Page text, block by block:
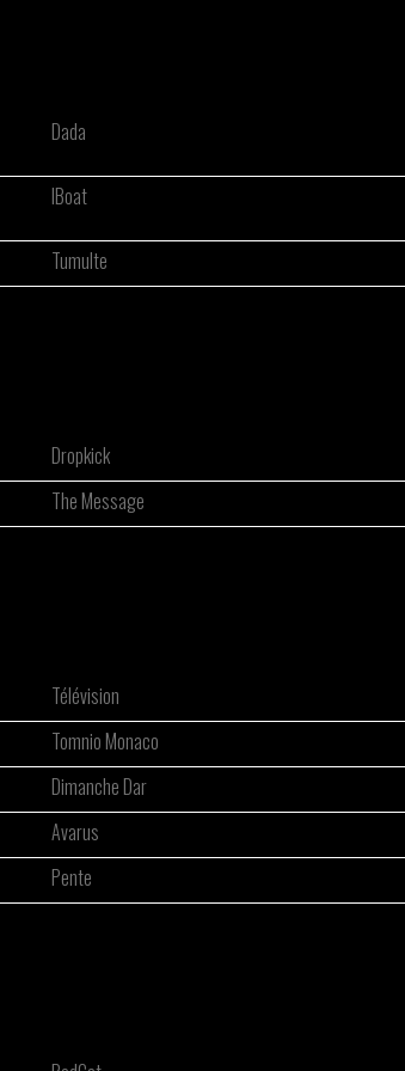
Dada
IBoat
Tumulte
Dropkick
The Message
Télévision
Tomnio Monaco
Dimanche Dar
Avarus
Pente